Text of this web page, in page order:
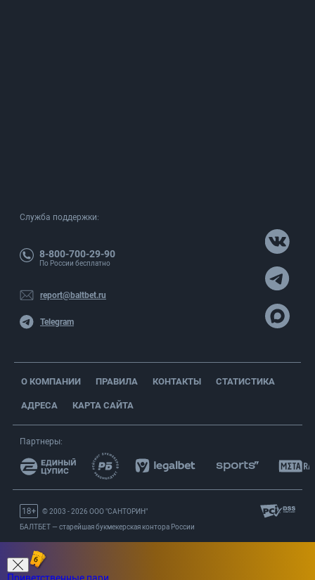
Служба поддержки:
8-800-700-29-90
По России бесплатно
report@baltbet.ru
Telegram
О КОМПАНИИ ПРАВИЛА КОНТАКТЫ СТАТИСТИКА
АДРЕСА КАРТА САЙТА
Партнеры:
© 2003 - 2026 OOO "САНТОРИН"
БАЛТБЕТ — старейшая букмекерская контора России